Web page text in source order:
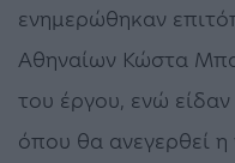
ενημερώθηκαν
Αθηναίων Κώστα
του έργου, ενώ
όπου θα ανεγερθεί